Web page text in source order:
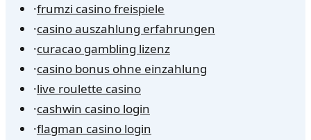
·frumzi casino freispiele
·casino auszahlung erfahrungen
·curacao gambling lizenz
·casino bonus ohne einzahlung
·live roulette casino
·cashwin casino login
·flagman casino login